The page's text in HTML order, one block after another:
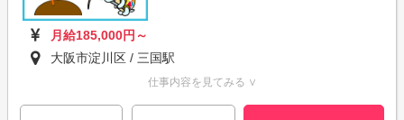
月給185,000円～
大阪市淀川区 / 三国駅
仕事内容を見てみる ∨